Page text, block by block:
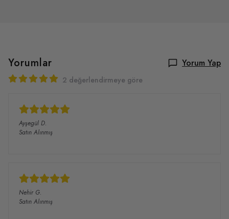
Yorumlar Yorum Yap
2 değerlendirmeye göre
Ayşegül D.
Satın Alınmış
Nehir G.
Satın Alınmış